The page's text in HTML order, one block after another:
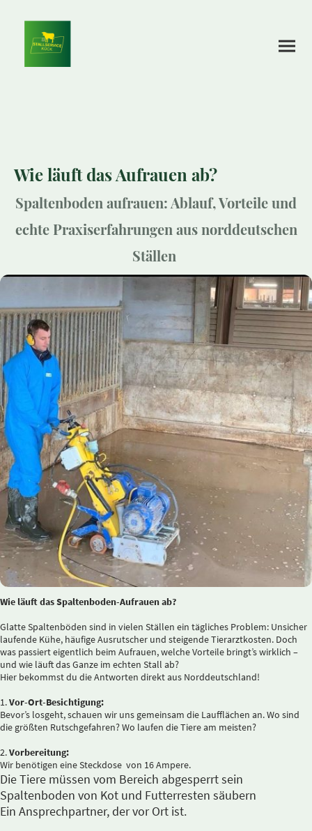
Wie läuft das Aufrauen ab?
Spaltenboden aufrauen: Ablauf, Vorteile und
echte Praxiserfahrungen aus norddeutschen
Ställen
Wie läuft das Spaltenboden-Aufrauen ab?
Glatte Spaltenböden sind in vielen Ställen ein tägliches Problem: Unsicher
laufende Kühe, häufige Ausrutscher und steigende Tierarztkosten. Doch
was passiert eigentlich beim Aufrauen, welche Vorteile bringt’s wirklich –
und wie läuft das Ganze im echten Stall ab?
Hier bekommst du die Antworten direkt aus Norddeutschland!
1.Vor-Ort-Besichtigung:
Bevor’s losgeht, schauen wir uns gemeinsam die Laufflächen an. Wo sind
die größten Rutschgefahren? Wo laufen die Tiere am meisten?
2.Vorbereitung:
Wir benötigen eine Steckdose von 16 Ampere.
Die Tiere müssen vom Bereich abgesperrt sein
Spaltenboden von Kot und Futterresten säubern
Ein Ansprechpartner, der vor Ort ist.